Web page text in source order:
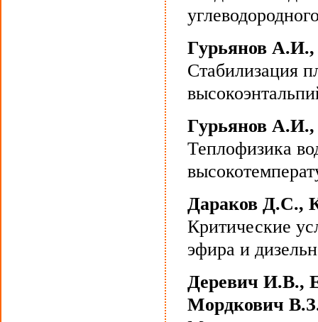
Гурьянов
Стабилизация
Гурьянов
Теплофизика
Дараков Д.С.,
Критические
эфира и
Деревич И.В.,
Мордкович